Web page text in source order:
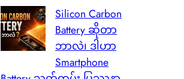
ကေ
ာ့
တ
လ
Silicon Carbon
Battery ဆိုတာ
ဘာလဲ၊ ဒါဟာ
Smartphone